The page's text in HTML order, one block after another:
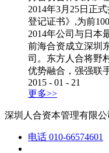
2014年3月25日正
登记证书》,为前
2014年公司与日本
前海合资成立深圳
司。东方人合将野
优势融合，强强联
2015 - 01 - 21
更多>>
深圳人合资本管理有限公
电话 010-66574601